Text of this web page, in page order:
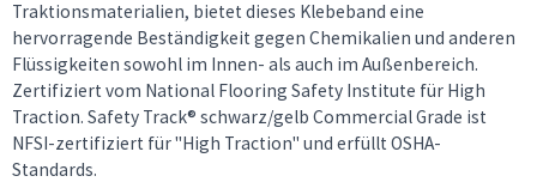
Traktionsmaterialien, bietet dieses Klebeband eine
hervorragende Beständigkeit gegen Chemikalien und anderen
Flüssigkeiten sowohl im Innen- als auch im Außenbereich.
Zertifiziert vom National Flooring Safety Institute für High
Traction. Safety Track® schwarz/gelb Commercial Grade ist
NFSI-zertifiziert für "High Traction" und erfüllt OSHA-
Standards.